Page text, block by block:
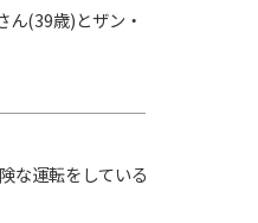
ん(39歳)とザン・
な運転をしている